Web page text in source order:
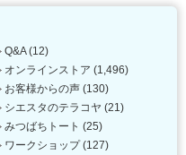
Q&A(12)
オンラインストア (1,496)
お客様からの声 (130)
シエスタのテラコヤ (21)
みつばちトート (25)
ワークショップ(127)